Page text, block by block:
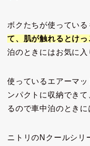
ボクたちが使っている
て、肌が触れるとけ
泊のときにはお気に入
使っているエアーマ
ンパクトに収納でき
るので車中泊のとき
ニトリのNクールシリ